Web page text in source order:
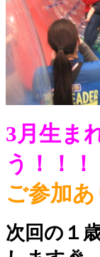
3月生ま
う！！！
ご参加
次回の１